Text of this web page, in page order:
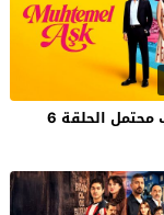
مسلسل حب محتمل الحلقة 6